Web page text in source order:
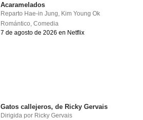
Acaramelados
Reparto Hae-in Jung Kim Young Ok
Romántico ,Comedia
7 de agosto de 2026 en Netflix
Gatos callejeros, de Ricky Gervais
Dirigida por Ricky Gervais